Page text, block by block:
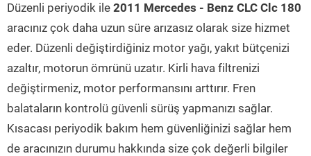
Düzenli periyodik ile 2011 Mercedes - Benz CLC Clc 180
aracınız çok daha uzun süre arızasız olarak size hizmet
eder. Düzenli değiştirdiğiniz motor yağı, yakıt bütçenizi
azaltır, motorun ömrünü uzatır. Kirli hava filtrenizi
değiştirmeniz, motor performansını arttırır. Fren
balataların kontrolü güvenli sürüş yapmanızı sağlar.
Kısacası periyodik bakım hem güvenliğinizi sağlar hem
de aracınızın durumu hakkında size çok değerli bilgiler